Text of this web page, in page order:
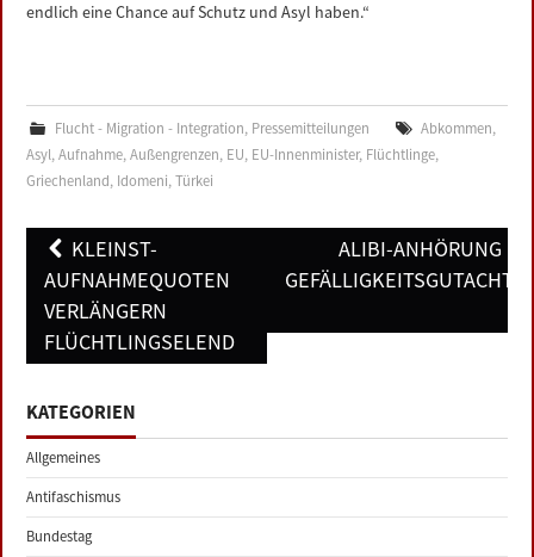
endlich eine Chance auf Schutz und Asyl haben.“
Flucht - Migration - Integration, Pressemitteilungen Abkommen,
Asyl,Aufnahme,Außengrenzen, EU, EU-Innenminister, Flüchtlinge,
Griechenland, Idomeni,Türkei
Post
navigation
KLEINST-
AUFNAHMEQUOTEN
VERLÄNGERN
FLÜCHTLINGSELEND
ALIBI-ANHÖRUNG
KATEGORIEN
Allgemeines
Antifaschismus
Bundestag